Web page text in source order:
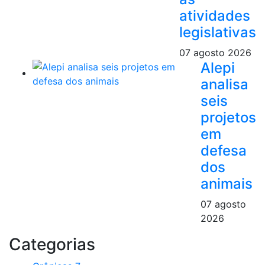
atividades
legislativas
07 agosto 2026
Alepi
analisa
seis
projetos
em
defesa
dos
animais
07 agosto
2026
Categorias